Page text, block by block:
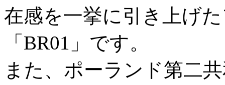
在感を一挙に引き上げ
「BR01」です。
また、ポーランド第二